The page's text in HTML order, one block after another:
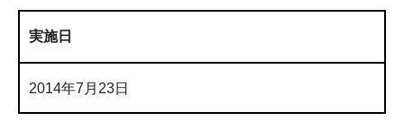
実施日
2014年7月23日